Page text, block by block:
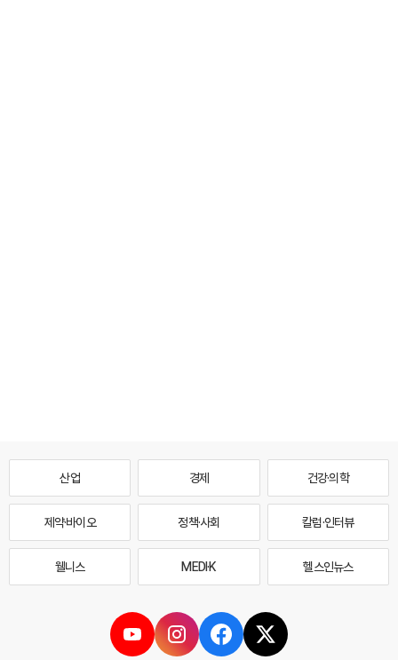
산업 경제 건강·의학
제약·바이오 정책·사회 칼럼·인터뷰
웰니스 MEDI·K 헬스인뉴스